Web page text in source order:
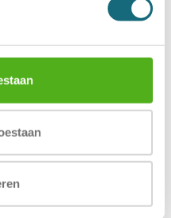
Salvus Bologna 95